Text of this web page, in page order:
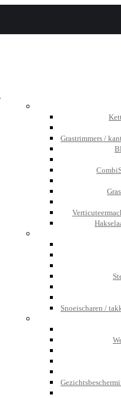
Grastrimmers /
Snoeischaren /